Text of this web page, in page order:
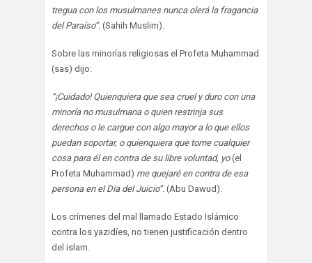
tregua con los musulmanes nunca olerá la fragancia
del Paraíso”. (Sahih Muslim).
Sobre las minorías religiosas el Profeta Muhammad
(sas) dijo:
“¡Cuidado! Quienquiera que sea cruel y duro con una
minoría no musulmana o quien restrinja sus
derechos o le cargue con algo mayor a lo que ellos
puedan soportar, o quienquiera que tome cualquier
cosa para él en contra de su libre voluntad, yo(el
Profeta Muhammad) me quejaré en contra de esa
persona en el Día del Juicio”. (Abu Dawud).
Los crímenes del mal llamado Estado Islámico
contra los yazidíes, no tienen justificación dentro
del islam.